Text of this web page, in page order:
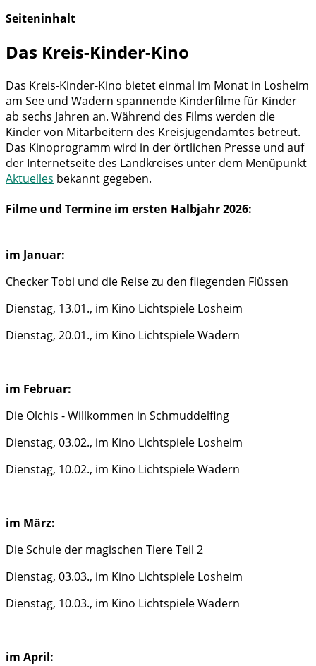
Seiteninhalt
Das Kreis-Kinder-Kino
Das Kreis-Kinder-Kino bietet einmal im Monat in Losheim
am See und Wadern spannende Kinderfilme für Kinder
ab sechs Jahren an. Während des Films werden die
Kinder von Mitarbeitern des Kreisjugendamtes betreut.
Das Kinoprogramm wird in der örtlichen Presse und auf
der Internetseite des Landkreises unter dem Menüpunkt
Aktuelles bekannt gegeben.
Filme und Termine im ersten Halbjahr 2026:
im Januar:
Checker Tobi und die Reise zu den fliegenden Flüssen
Dienstag, 13.01., im Kino Lichtspiele Losheim
Dienstag, 20.01., im Kino Lichtspiele Wadern
im Februar:
Die Olchis - Willkommen in Schmuddelfing
Dienstag, 03.02., im Kino Lichtspiele Losheim
Dienstag, 10.02., im Kino Lichtspiele Wadern
im März:
Die Schule der magischen Tiere Teil 2
Dienstag, 03.03., im Kino Lichtspiele Losheim
Dienstag, 10.03., im Kino Lichtspiele Wadern
im April: